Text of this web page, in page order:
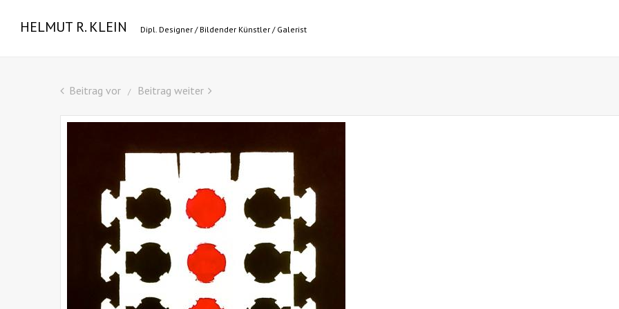
HELMUT R. KLEIN Dipl. Designer / Bildender Künstler / Galerist
Beitrag vor Beitrag weiter